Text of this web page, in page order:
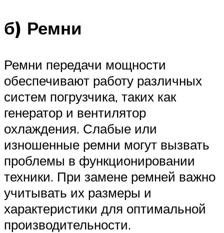
б) Ремни
Ремни передачи мощности
обеспечивают работу различных
систем погрузчика, таких как
генератор и вентилятор
охлаждения. Слабые или
изношенные ремни могут вызвать
проблемы в функционировании
техники. При замене ремней важно
учитывать их размеры и
характеристики для оптимальной
производительности.